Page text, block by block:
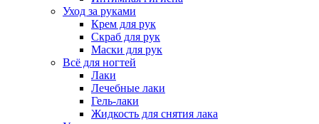
Уход за руками
Крем для рук
Скраб для рук
Маски для рук
Всё для ногтей
Лаки
Лечебные лаки
Гель-лаки
Жидкость для снятия лака